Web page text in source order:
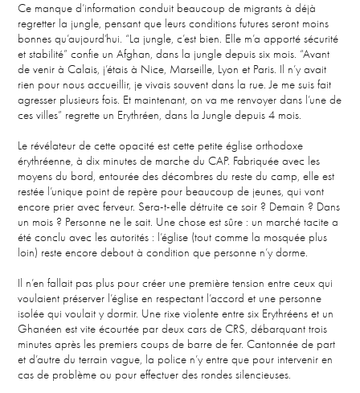
Ce manque d’information conduit beaucoup de migrants à déjà
regretter la jungle, pensant que leurs conditions futures seront moins
bonnes qu’aujourd’hui. “La jungle, c’est bien. Elle m’a apporté sécurité
et stabilité” confie un Afghan, dans la jungle depuis six mois. “Avant
de venir à Calais, j’étais à Nice, Marseille, Lyon et Paris. Il n’y avait
rien pour nous accueillir, je vivais souvent dans la rue. Je me suis fait
agresser plusieurs fois. Et maintenant, on va me renvoyer dans l’une de
ces villes” regrette un Erythréen, dans la Jungle depuis 4 mois. ​
Le révélateur de cette opacité est cette petite église orthodoxe
érythréenne, à dix minutes de marche du CAP. Fabriquée avec les
moyens du bord, entourée des décombres du reste du camp, elle est
restée l’unique point de repère pour beaucoup de jeunes, qui vont
encore prier avec ferveur. Sera-t-elle détruite ce soir ? Demain ? Dans
un mois ? Personne ne le sait. Une chose est sûre : un marché tacite a
été conclu avec les autorités : l’église (tout comme la mosquée plus
loin) reste encore debout à condition que personne n’y dorme. ​
Il n’en fallait pas plus pour créer une première tension entre ceux qui
voulaient préserver l’église en respectant l’accord et une personne
isolée qui voulait y dormir. Une rixe violente entre six Erythréens et un
Ghanéen est vite écourtée par deux cars de CRS, débarquant trois
minutes après les premiers coups de barre de fer. Cantonnée de part
et d’autre du terrain vague, la police n’y entre que pour intervenir en
cas de problème ou pour effectuer des rondes silencieuses.​